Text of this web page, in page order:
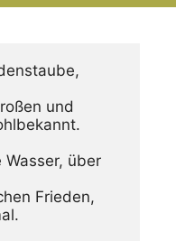
und
Wasser, über
Frieden,